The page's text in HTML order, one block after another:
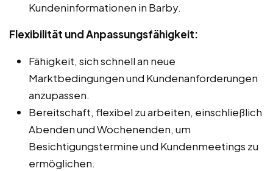
Kundeninformationen in Barby.
Flexibilität und Anpassungsfähigkeit:
Fähigkeit, sich schnell an neue
Marktbedingungen und Kundenanforderungen
anzupassen.
Bereitschaft, flexibel zu arbeiten, einschließlich
Abenden und Wochenenden, um
Besichtigungstermine und Kundenmeetings zu
ermöglichen.